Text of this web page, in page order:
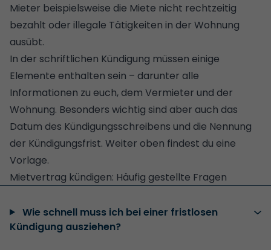
Mieter beispielsweise die Miete nicht rechtzeitig
bezahlt oder illegale Tätigkeiten in der Wohnung
ausübt.
In der schriftlichen Kündigung müssen einige
Elemente enthalten sein – darunter alle
Informationen zu euch, dem Vermieter und der
Wohnung. Besonders wichtig sind aber auch das
Datum des Kündigungsschreibens und die Nennung
der Kündigungsfrist. Weiter oben findest du eine
Vorlage.
Mietvertrag kündigen: Häufig gestellte Fragen
Wie schnell muss ich bei einer fristlosen
Kündigung ausziehen?